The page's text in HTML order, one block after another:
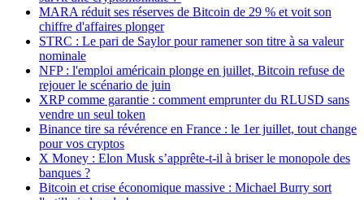
MARA réduit ses réserves de Bitcoin de 29 % et voit son
chiffre d'affaires plonger
STRC : Le pari de Saylor pour ramener son titre à sa valeur
nominale
NFP : l'emploi américain plonge en juillet, Bitcoin refuse de
rejouer le scénario de juin
XRP comme garantie : comment emprunter du RLUSD sans
vendre un seul token
Binance tire sa révérence en France : le 1er juillet, tout change
pour vos cryptos
X Money : Elon Musk s’apprête-t-il à briser le monopole des
banques ?
Bitcoin et crise économique massive : Michael Burry sort